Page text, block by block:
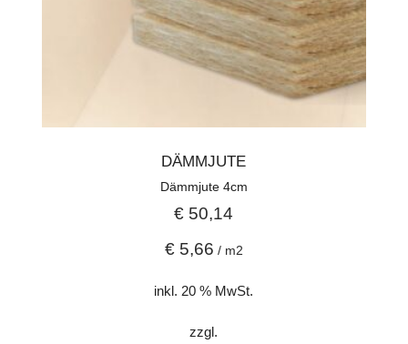
DÄMMJUTE
Dämmjute 4cm
€ 50,14
€5,66 / m2
inkl. 20 % MwSt.
zzgl.